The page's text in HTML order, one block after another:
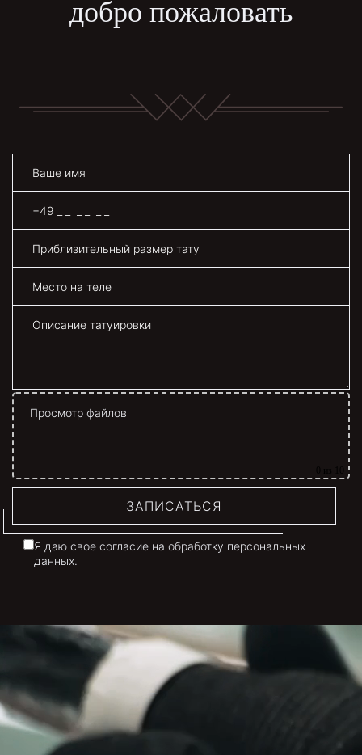
добро пожаловать
Просмотр файлов
ЗАПИСАТЬСЯ
Я даю свое согласие на обработку персональных
данных.